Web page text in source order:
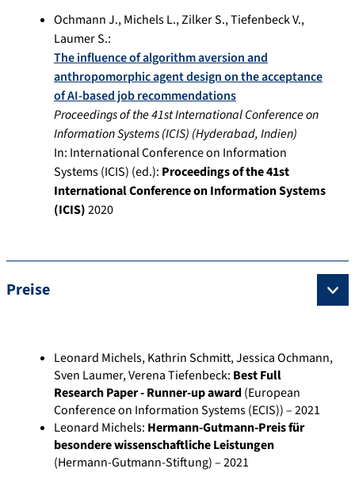
Ochmann J.,Michels L.,Zilker S.,Tiefenbeck V.,
Laumer S.:
The influence of algorithm aversion and
anthropomorphic agent design on the acceptance
of AI-based job recommendations
Proceedings of the 41st International Conference on
Information Systems (ICIS) (Hyderabad, Indien)
In: International Conference on Information
Systems (ICIS) (ed.): Proceedings of the 41st
International Conference on Information Systems
(ICIS)2020
Preise
Leonard Michels,Kathrin Schmitt,Jessica Ochmann,
Sven Laumer,Verena Tiefenbeck: Best Full
Research Paper - Runner-up award(European
Conference on Information Systems (ECIS)) – 2021
Leonard Michels: Hermann-Gutmann-Preis für
besondere wissenschaftliche Leistungen
(Hermann-Gutmann-Stiftung) – 2021